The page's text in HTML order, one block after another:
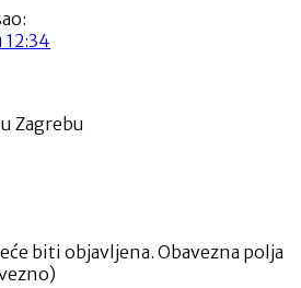
12:34
Zagrebu
biti objavljena. Obavezna polja